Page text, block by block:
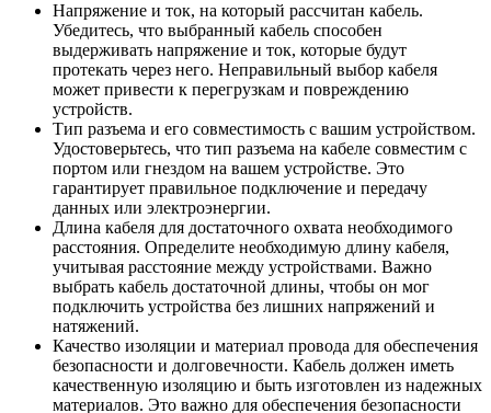
Напряжение и ток, на который рассчитан кабель.
Убедитесь, что выбранный кабель способен
выдерживать напряжение и ток, которые будут
протекать через него. Неправильный выбор кабеля
может привести к перегрузкам и повреждению
устройств.
Тип разъема и его совместимость с вашим устройством.
Удостоверьтесь, что тип разъема на кабеле совместим с
портом или гнездом на вашем устройстве. Это
гарантирует правильное подключение и передачу
данных или электроэнергии.
Длина кабеля для достаточного охвата необходимого
расстояния. Определите необходимую длину кабеля,
учитывая расстояние между устройствами. Важно
выбрать кабель достаточной длины, чтобы он мог
подключить устройства без лишних напряжений и
натяжений.
Качество изоляции и материал провода для обеспечения
безопасности и долговечности. Кабель должен иметь
качественную изоляцию и быть изготовлен из надежных
материалов. Это важно для обеспечения безопасности